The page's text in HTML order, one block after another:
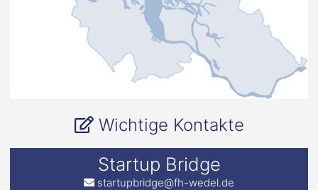
Wichtige Kontakte
Startup Bridge
startupbridge@fh-wedel.de